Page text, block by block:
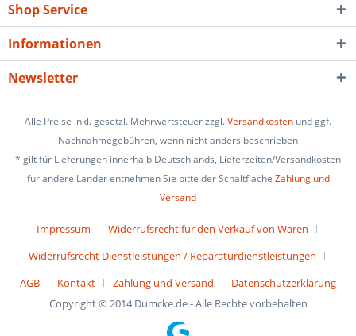
Shop Service
Informationen
Newsletter
Alle Preise inkl. gesetzl. Mehrwertsteuer zzgl.Versandkosten und ggf.
Nachnahmegebühren, wenn nicht anders beschrieben
* gilt für Lieferungen innerhalb Deutschlands, Lieferzeiten/Versandkosten
für andere Länder entnehmen Sie bitte der Schaltfläche Zahlung und
Versand
Impressum
Widerrufsrecht für den Verkauf von Waren
Widerrufsrecht Dienstleistungen / Reparaturdienstleistungen
AGB
Kontakt Zahlung und Versand
Datenschutzerklärung
Copyright © 2014 Dumcke.de - Alle Rechte vorbehalten